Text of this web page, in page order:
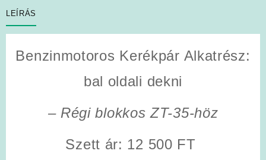
LEÍRÁS
Benzinmotoros Kerékpár Alkatrész:
bal oldali dekni
– Régi blokkos ZT-35-höz
Szett ár: 12 500 FT